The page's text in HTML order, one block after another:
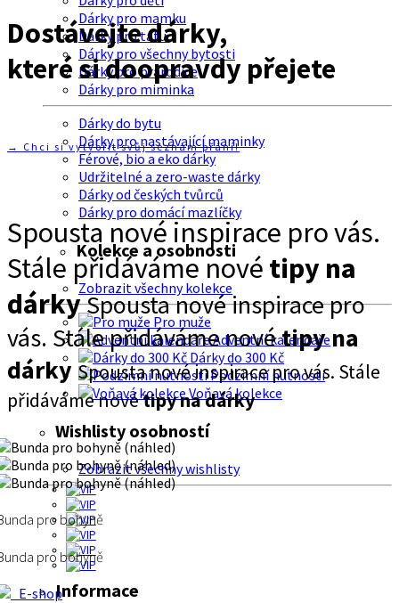
Dárky pro mamku
Dárky pro tátu
Dárky pro všechny bytosti
Dárky pro prarodiče
Dárky pro miminka
Dárky do bytu
Dárky pro nastávající maminky
Férové, bio a eko dárky
Udržitelné a zero-waste dárky
Dárky od českých tvůrců
Dárky pro domácí mazlíčky
Kolekce a osobnosti
Zobrazit všechny kolekce
Pro muže
Adventní kalendáře
Dárky do 300 Kč
Podzimní nutnosti
Voňavá kolekce
Wishlisty osobností
Zobrazit všechny wishlisty
Informace
Dostávejte dárky,
které si doopravdy přejete
→ Chci si vytvořit svůj seznam přání!
Spousta nové inspirace pro vás.
Stále přidáváme nové tipy na
dárkySpousta nové inspirace pro
vás. Stále přidáváme novétipy na
dárky Spousta nové inspirace pro vás. Stále
přidáváme novétipy na dárky
pro bohyně
pro bohyně
E-shop